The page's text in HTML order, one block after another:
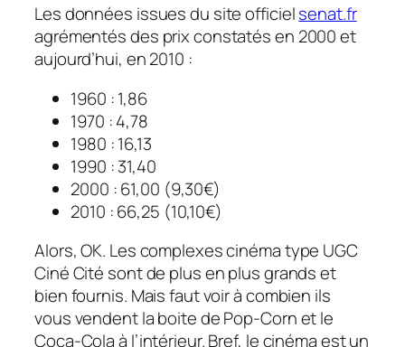
Les données issues du site officielsenat.fr
agrémentés des prix constatés en 2000 et
aujourd’hui, en 2010 :
1960 : 1,86
1970 : 4,78
1980 : 16,13
1990 : 31,40
2000 : 61,00 (9,30€)
2010 : 66,25 (10,10€)
Alors, OK. Les complexes cinéma type UGC
Ciné Cité sont de plus en plus grands et
bien fournis. Mais faut voir à combien ils
vous vendent la boite de Pop-Corn et le
Coca-Cola à l’intérieur. Bref, le cinéma est un